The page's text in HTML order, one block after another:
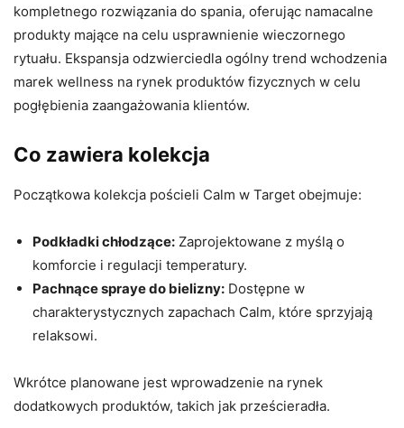
kompletnego rozwiązania do spania, oferując namacalne
produkty mające na celu usprawnienie wieczornego
rytuału. Ekspansja odzwierciedla ogólny trend wchodzenia
marek wellness na rynek produktów fizycznych w celu
pogłębienia zaangażowania klientów.
Co zawiera kolekcja
Początkowa kolekcja pościeli Calm w Target obejmuje:
Podkładki chłodzące: Zaprojektowane z myślą o
komforcie i regulacji temperatury.
Pachnące spraye do bielizny: Dostępne w
charakterystycznych zapachach Calm, które sprzyjają
relaksowi.
Wkrótce planowane jest wprowadzenie na rynek
dodatkowych produktów, takich jak prześcieradła.